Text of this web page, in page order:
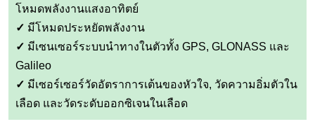
โหมดพลังงานแสงอาทิตย์
✓ มีโหมดประหยัดพลังงาน
✓ มีเซนเซอร์ระบบนำทางในตัวทั้ง GPS, GLONASS และ
Galileo
✓ มีเซอร์เซอร์วัดอัตราการเต้นของหัวใจ, วัดความอิ่มตัวใน
เลือด และวัดระดับออกซิเจนในเลือด